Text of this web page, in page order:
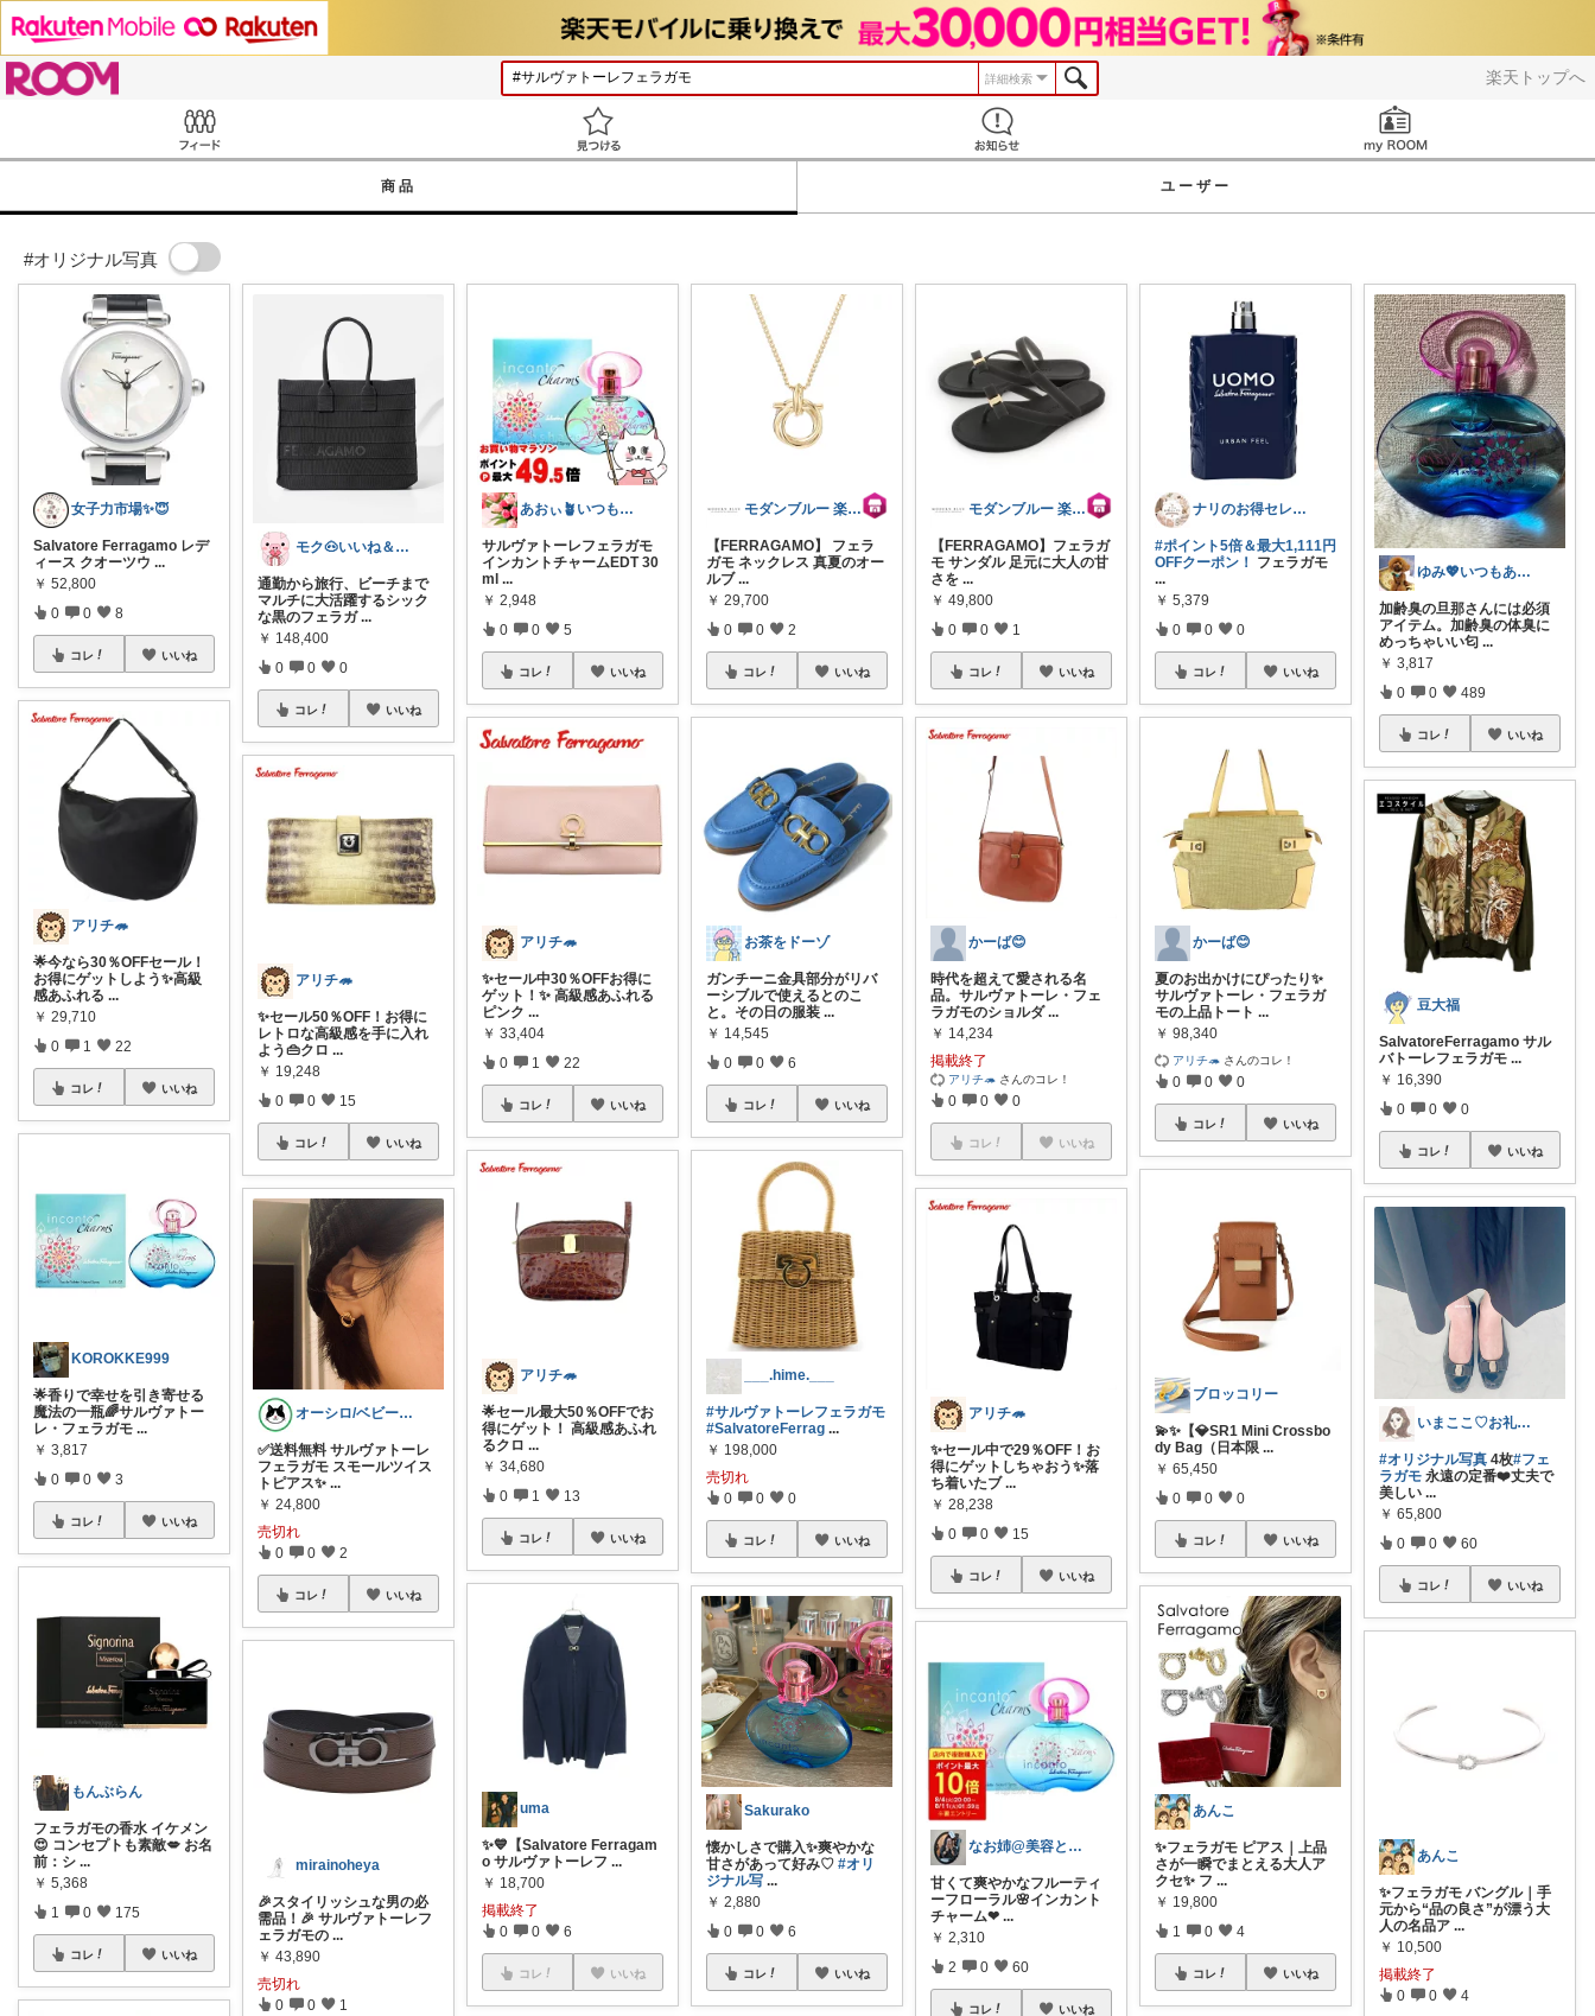
楽天トップへ
詳細検索
商品 ユーザー
#オリジナル写真
女子力市場✨😇
Salvatore Ferragamo レデ
ィース クオーツウ ...
￥ 52,800
0 0 8
コレ いいね
アリチ🦔
🌟今なら30％OFFセール！
お得にゲットしよう✨高級
感あふれる ...
￥ 29,710
0 1 22
コレ いいね
KOROKKE999
🌟香りで幸せを引き寄せる
魔法の一瓶🌈サルヴァトー
レ・フェラガモ ...
￥ 3,817
0 0 3
コレ いいね
もんぶらん
フェラガモの香水 イケメン
😍 コンセプトも素敵💋 お名
前：シ ...
￥ 5,368
1 0 175
コレ いいね
モク🐽いいね＆フォローに感謝💕
通勤から旅行、ビーチまで
マルチに大活躍するシック
な黒のフェラガ ...
￥ 148,400
0 0 0
コレ いいね
アリチ🦔
✨セール50％OFF！お得に
レトロな高級感を手に入れ
よう👜クロ ...
￥ 19,248
0 0 15
コレ いいね
オーシロ/ベビー用品とファッション😎
✅送料無料 サルヴァトーレ
フェラガモ スモールツイス
トピアス✨ ...
￥ 24,800
売切れ
0 0 2
コレ いいね
mirainoheya
🎉スタイリッシュな男の必
需品！🎉 サルヴァトーレフ
ェラガモの ...
￥ 43,890
売切れ
0 0 1
あおぃ🪴いつもありがとう🤗
サルヴァトーレフェラガモ
インカントチャームEDT 30
ml...
￥ 2,948
0 0 5
コレ いいね
アリチ🦔
✨セール中30％OFFお得に
ゲット！✨ 高級感あふれる
ピンク ...
￥ 33,404
0 1 22
コレ いいね
アリチ🦔
🌟セール最大50％OFFでお
得にゲット！ 高級感あふれ
るクロ ...
￥ 34,680
0 1 13
コレ いいね
uma
✨💙【Salvatore Ferragam
o サルヴァトーレフ ...
￥ 18,700
掲載終了
0 0 6
コレ いいね
モダンブルー 楽天市場店
【FERRAGAMO】 フェラ
ガモ ネックレス 真夏のオー
ルブ ...
￥ 29,700
0 0 2
コレ いいね
お茶をドーゾ
ガンチーニ金具部分がリバ
ーシブルで使えるとのこ
と。その日の服装 ...
￥ 14,545
0 0 6
コレ いいね
___.hime.___
#サルヴァトーレフェラガモ
#SalvatoreFerrag ...
￥ 198,000
売切れ
0 0 0
コレ いいね
Sakurako
懐かしさで購入✨爽やかな
甘さがあって好み♡#オリ
ジナル写 ...
￥ 2,880
0 0 6
コレ いいね
モダンブルー 楽天市場店
【FERRAGAMO】フェラガ
モ サンダル 足元に大人の甘
さを ...
￥ 49,800
0 0 1
コレ いいね
かーば😊
時代を超えて愛される名
品。サルヴァトーレ・フェ
ラガモのショルダ ...
￥ 14,234
掲載終了
アリチ🦔 さんのコレ！
0 0 0
コレ いいね
アリチ🦔
✨セール中で29％OFF！お
得にゲットしちゃおう✨落
ち着いたブ ...
￥ 28,238
0 0 15
コレ いいね
なお姉@美容と猫😻フォロワー様経由購入
甘くて爽やかなフルーティ
ーフローラル🌸インカント
チャーム❤...
￥ 2,310
2 0 60
コレ いいね
ナリのお得セレクト
#ポイント5倍＆最大1,111円
OFFクーポン！
フェラガモ
...
￥ 5,379
0 0 0
コレ いいね
かーば😊
夏のお出かけにぴったり✨
サルヴァトーレ・フェラガ
モの上品トート ...
￥ 98,340
アリチ🦔 さんのコレ！
0 0 0
コレ いいね
ブロッコリー
💫✨【💎SR1 Mini Crossbo
dy Bag（日本限 ...
￥ 65,450
0 0 0
コレ いいね
あんこ
✨フェラガモ ピアス｜上品
さが一瞬でまとえる大人ア
クセ✨ フ ...
￥ 19,800
1 0 4
コレ いいね
ゆみ💖いつもありがとう
加齢臭の旦那さんには必須
アイテム。加齢臭の体臭に
めっちゃいい匂 ...
￥ 3,817
0 0 489
コレ いいね
豆大福
SalvatoreFerragamo サル
バトーレフェラガモ...
￥ 16,390
0 0 0
コレ いいね
いまここ♡お礼はプロフ＆詳細投稿に🙏♡
#オリジナル写真 4枚#フェ
ラガモ 永遠の定番❤️丈夫で
美しい ...
￥ 65,800
0 0 60
コレ いいね
あんこ
✨フェラガモ バングル｜手
元から“品の良さ”が漂う大
人の名品ア ...
￥ 10,500
掲載終了
0 0 4